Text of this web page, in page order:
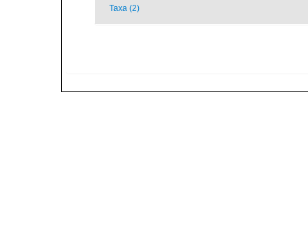
Taxa (2)